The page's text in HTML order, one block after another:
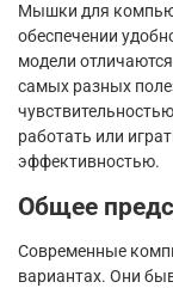
Мышки для
обеспечении
модели
самых разных
работать или
эффективностью.
Общее
Современные
вариантах. Они